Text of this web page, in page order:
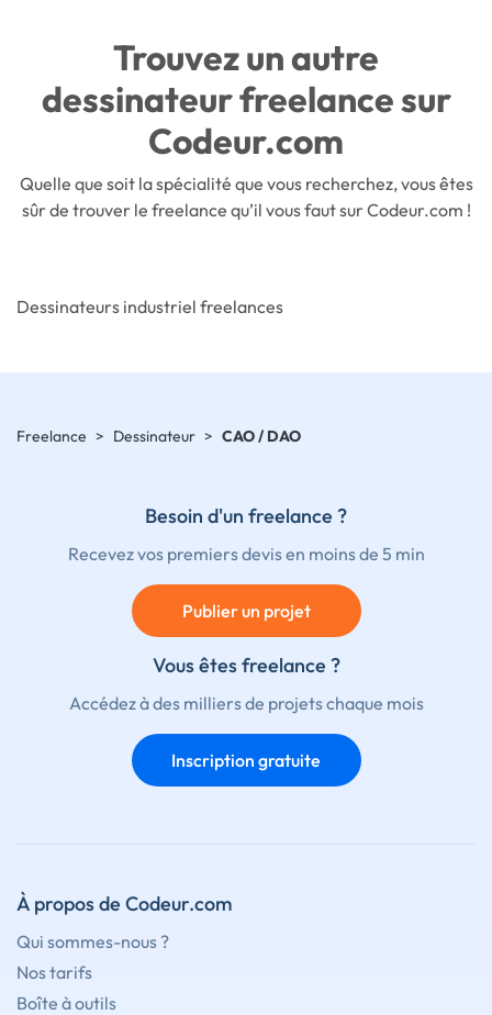
Trouvez un autre
dessinateur freelance sur
Codeur.com
Quelle que soit la spécialité que vous recherchez, vous êtes
sûr de trouver le freelance qu’il vous faut sur Codeur.com !
Dessinateurs industriel freelances
Freelance > Dessinateur > CAO / DAO
Besoin d'un freelance ?
Recevez vos premiers devis en moins de 5 min
Publier un projet
Vous êtes freelance ?
Accédez à des milliers de projets chaque mois
Inscription gratuite
À propos de Codeur.com
Qui sommes-nous ?
Nos tarifs
Boîte à outils